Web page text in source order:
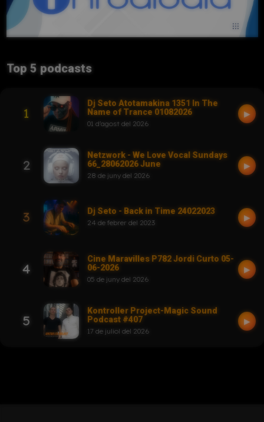
Top 5 podcasts
1
Dj Seto Atotamakina 1351 In The
Name of Trance 01082026
01 d'agost del 2026
▶
2
Netzwork - We Love Vocal Sundays
66_28062026 June
28 de juny del 2026
▶
3 Dj Seto - Back in Time 24022023
24 de febrer del 2023
▶
4
Cine Maravilles P782 Jordi Curto 05-
06-2026
05 de juny del 2026
▶
5
Kontroller Project-Magic Sound
Podcast #407
17 de juliol del 2026
▶